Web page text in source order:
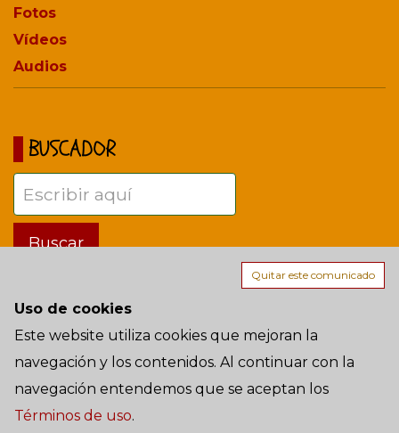
Fotos
Vídeos
Audios
BUSCADOR
Términos de uso
AÑO 15 - Sábado, 8 de Agosto de 2026 a las 16:08:22 - Madrid
(Spain-Europe)
Quitar este comunicado
Uso de cookies
Este website utiliza cookies que mejoran la
navegación y los contenidos. Al continuar con la
navegación entendemos que se aceptan los
Términos de uso.